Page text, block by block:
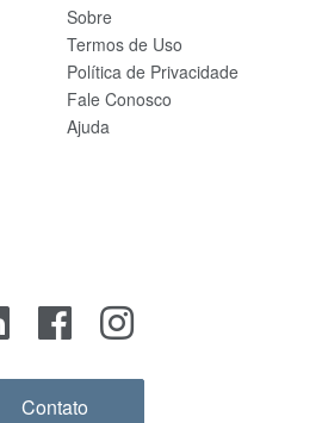
Sobre
Termos de Uso
Política de Privacidade
Fale Conosco
Ajuda
Contato